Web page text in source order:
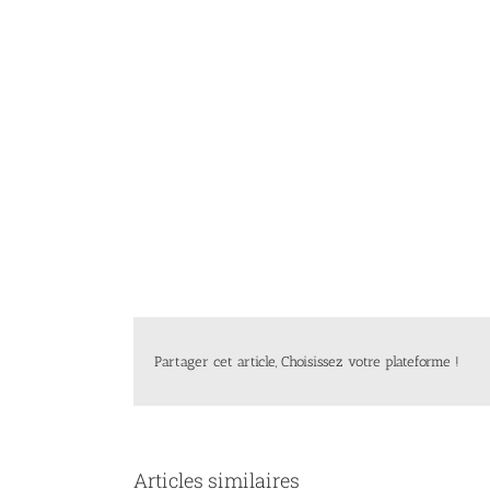
Partager cet article, Choisissez votre plateforme !
Articles similaires